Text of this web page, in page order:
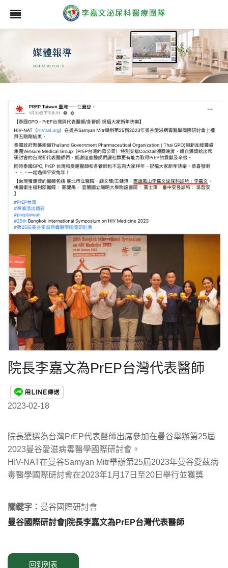
院長李嘉文為PrEP台灣代表醫師
2023-02-18
院長獲選為台灣PrEP代表醫師出席參加在曼谷舉辦第25屆
2023曼谷愛滋病毒醫學國際研討會。
HIV-NAT在曼谷Samyan Mitr舉辦第25屆2023年曼谷愛茲病
毒醫學國際研討會在2023年1月17日至20日舉行並獲獎
關鍵字： 曼谷國際研討會
曼谷國際研討會|院長李嘉文為PrEP台灣代表醫師
回到列表